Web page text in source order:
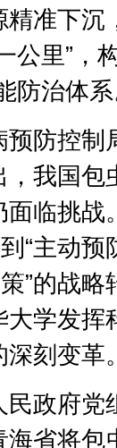
精准下沉
公里”，
防治体系
防控制
，我国包
面临挑战
“主动预
”的战
大学发挥
刻变革。
政府党
海省将包